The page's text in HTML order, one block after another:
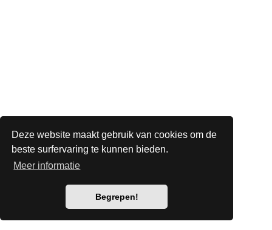
Deze website maakt gebruik van cookies om de
beste surfervaring te kunnen bieden.
Meer informatie
Begrepen!